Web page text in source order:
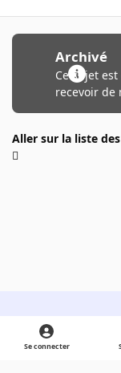
Archivé
Ce sujet
recevoir de
Aller sur la liste
Light ModeDark ModeSystem
Se connecter